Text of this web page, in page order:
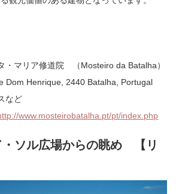
・マリア修道院 （Mosteiro da Batalha）
Dom Henrique, 2440 Batalha, Portugal
など
www.mosteirobatalha.pt/pt/index.php
・ソル広場からの眺め 【リ